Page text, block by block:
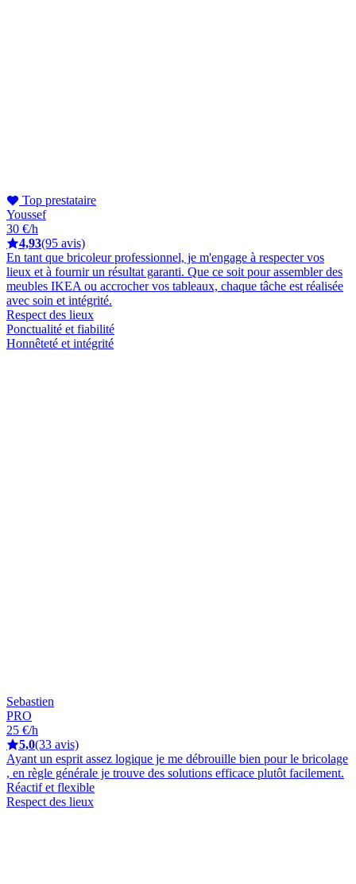
Top prestataire
Youssef
30 €/h
4,93(95 avis)
En tant que bricoleur professionnel, je m'engage à respecter vos
lieux et à fournir un résultat garanti. Que ce soit pour assembler des
meubles IKEA ou accrocher vos tableaux, chaque tâche est réalisée
avec soin et intégrité.
Respect des lieux
Ponctualité et fiabilité
Honnêteté et intégrité
Sebastien
PRO
25 €/h
5,0(33 avis)
Ayant un esprit assez logique je me débrouille bien pour le bricolage
, en règle générale je trouve des solutions efficace plutôt facilement.
Réactif et flexible
Respect des lieux